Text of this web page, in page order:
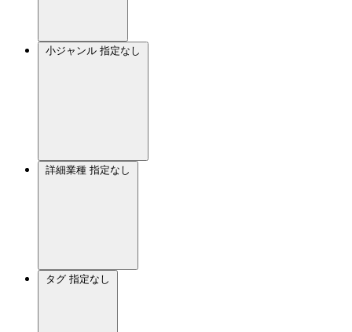
小ジャンル 指定なし
詳細業種 指定なし
タグ 指定なし